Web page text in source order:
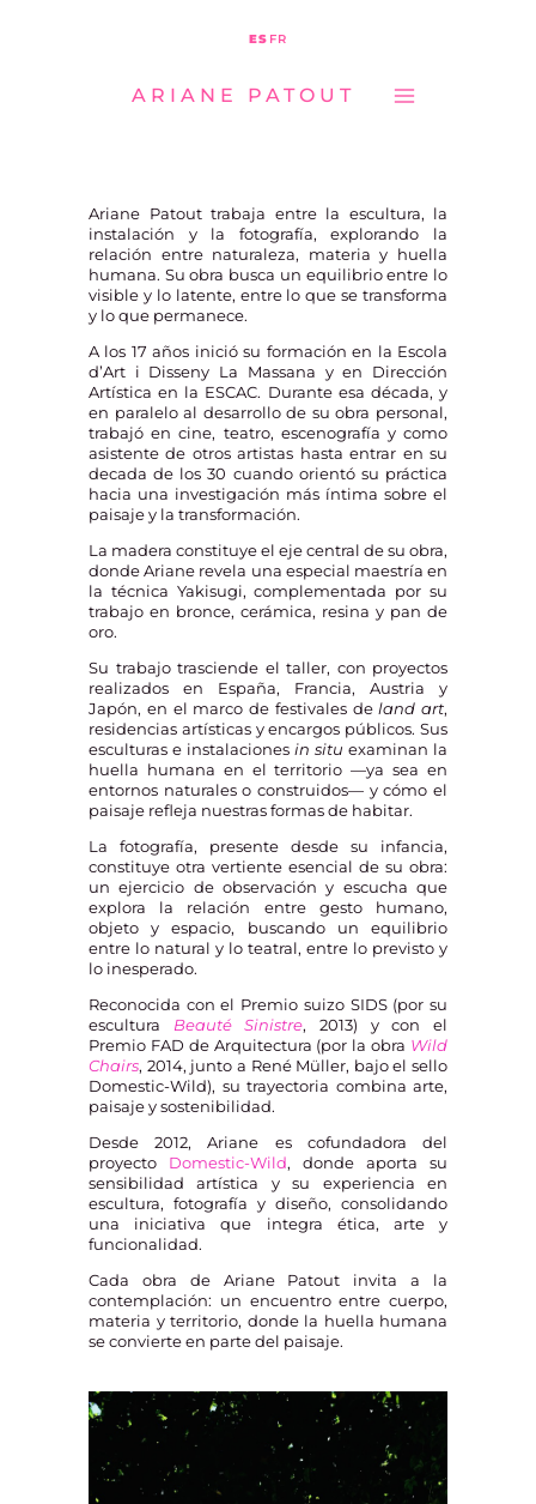
ES FR
ARIANE PATOUT
Ariane Patout trabaja entre la escultura, la
instalación y la fotografía, explorando la
relación entre naturaleza, materia y huella
humana. Su obra busca un equilibrio entre lo
visible y lo latente, entre lo que se transforma
y lo que permanece.
A los 17 años inició su formación en la Escola
d’Art i Disseny La Massana y en Dirección
Artística en la ESCAC. Durante esa década, y
en paralelo al desarrollo de su obra personal,
trabajó en cine, teatro, escenografía y como
asistente de otros artistas hasta entrar en su
decada de los 30 cuando orientó su práctica
hacia una investigación más íntima sobre el
paisaje y la transformación.
La madera constituye el eje central de su obra,
donde Ariane revela una especial maestría en
la técnica Yakisugi, complementada por su
trabajo en bronce, cerámica, resina y pan de
oro.
Su trabajo trasciende el taller, con proyectos
realizados en España, Francia, Austria y
Japón, en el marco de festivales de land art,
residencias artísticas y encargos públicos. Sus
esculturas e instalaciones in situ examinan la
huella humana en el territorio —ya sea en
entornos naturales o construidos— y cómo el
paisaje refleja nuestras formas de habitar.
La fotografía, presente desde su infancia,
constituye otra vertiente esencial de su obra:
un ejercicio de observación y escucha que
explora la relación entre gesto humano,
objeto y espacio, buscando un equilibrio
entre lo natural y lo teatral, entre lo previsto y
lo inesperado.
Reconocida con el Premio suizo SIDS (por su
escultura Beauté Sinistre, 2013) y con el
Premio FAD de Arquitectura (por la obra Wild
Chairs, 2014, junto a René Müller, bajo el sello
Domestic-Wild), su trayectoria combina arte,
paisaje y sostenibilidad.
Desde 2012, Ariane es cofundadora del
proyecto Domestic-Wild, donde aporta su
sensibilidad artística y su experiencia en
escultura, fotografía y diseño, consolidando
una iniciativa que integra ética, arte y
funcionalidad.
Cada obra de Ariane Patout invita a la
contemplación: un encuentro entre cuerpo,
materia y territorio, donde la huella humana
se convierte en parte del paisaje.